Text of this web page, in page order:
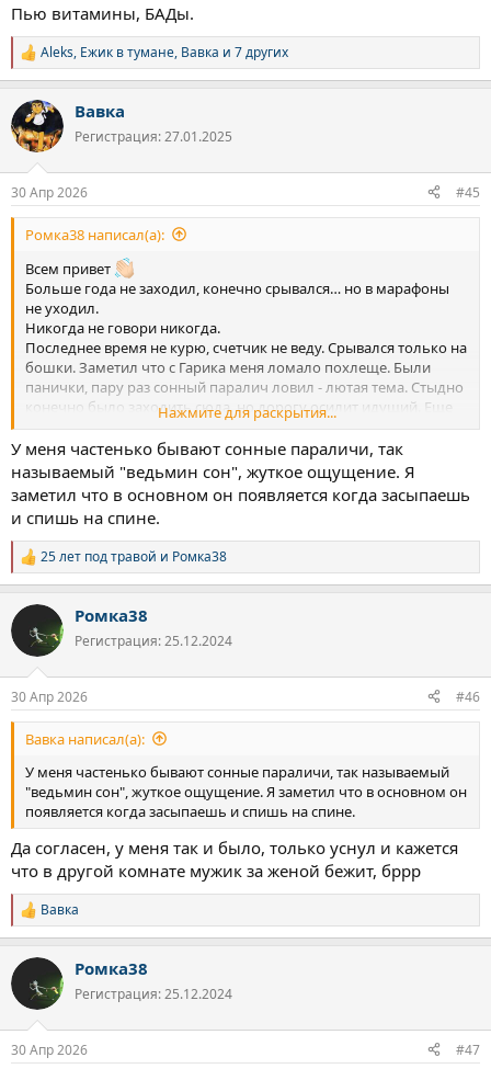
Пью витамины, БАДы.
Р
е
к
ц
и
Aleks, Ежик в тумане, Вавка и 7 других
Вавка
Регистрация: 27.01.2025
30 Апр 2026 #45
Ромка38 написал(а):
Всем привет
Больше года не заходил, конечно срывался… но в марафоны
не уходил.
Никогда не говори никогда.
Последнее время не курю, счетчик не веду. Срывался только на
бошки. Заметил что с Гарика меня ломало похлеще. Были
панички, пару раз сонный паралич ловил - лютая тема. Стыдно
конечно было заходить сюда, но дорогу осилит идущий. Еще
заметил что на работе(вахте), кстате устроился на другую вахту
с понижением должности, но увеличением зп (парадокс).
Так вот на вахте нет доступа, и как то не думаешь об этом,
Пью витамины, БАДы.
Нажмите для раскрытия...
У меня частенько бывают сонные параличи, так
называемый "ведьмин сон", жуткое ощущение. Я
заметил что в основном он появляется когда засыпаешь
и спишь на спине.
Р
е
к
и
25 лет под травой и Ромка38
Ромка38
Регистрация: 25.12.2024
30 Апр 2026 #46
Вавка написал(а):
У меня частенько бывают сонные параличи, так называемый
"ведьмин сон", жуткое ощущение. Я заметил что в основном он
появляется когда засыпаешь и спишь на спине.
Да согласен, у меня так и было, только уснул и кажется
что в другой комнате мужик за женой бежит, бррр
Р
е
к
и
Вавка
Ромка38
Регистрация: 25.12.2024
30 Апр 2026 #47